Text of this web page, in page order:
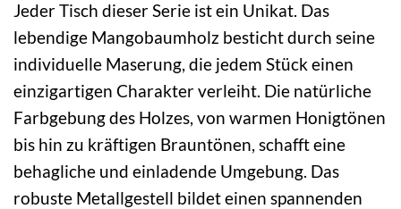
Jeder Tisch dieser Serie ist ein Unikat. Das
lebendige Mangobaumholz besticht durch seine
individuelle Maserung, die jedem Stück einen
einzigartigen Charakter verleiht. Die natürliche
Farbgebung des Holzes, von warmen Honigtönen
bis hin zu kräftigen Brauntönen, schafft eine
behagliche und einladende Umgebung. Das
robuste Metallgestell bildet einen spannenden